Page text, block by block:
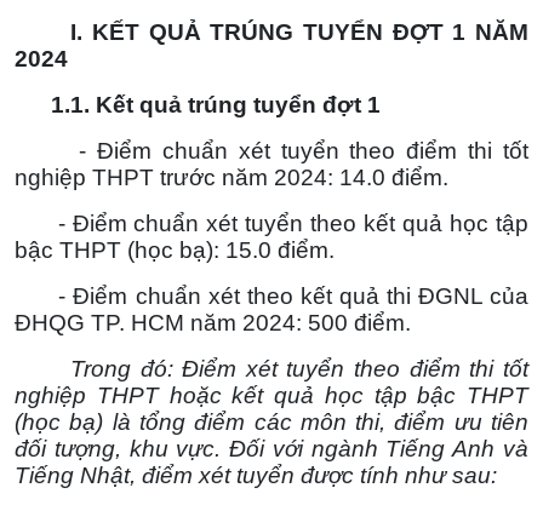
I. KẾT QUẢ TRÚNG TUYỂN ĐỢT 1 NĂM
2024
1.1. Kết quả trúng tuyển đợt 1
- Điểm chuẩn xét tuyển theo điểm thi tốt
nghiệp THPT trước năm 2024: 14.0 điểm.
- Điểm chuẩn xét tuyển theo kết quả học tập
bậc THPT (học bạ): 15.0 điểm.
- Điểm chuẩn xét theo kết quả thi ĐGNL của
ĐHQG TP. HCM năm 2024: 500 điểm.
Trong đó:Điểm xét tuyển theo điểm thi tốt
nghiệp THPT hoặc kết quả học tập bậc THPT
(học bạ) là tổng điểm các môn thi, điểm ưu tiên
đối tượng, khu vực. Đối với ngành Tiếng Anh và
Tiếng Nhật, điểm xét tuyển được tính như sau: